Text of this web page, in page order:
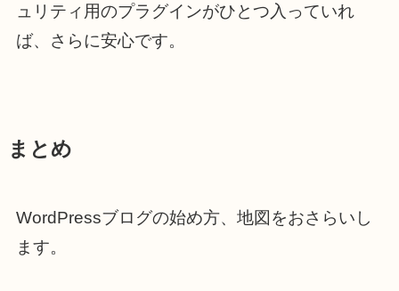
ュリティ用のプラグインがひとつ入っていれ
ば、さらに安心です。
まとめ
WordPressブログの始め方、地図をおさらいし
ます。